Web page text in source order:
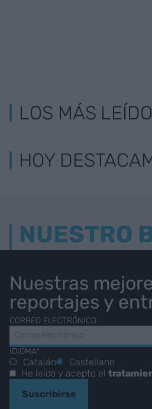
LOS MÁS
HOY
NUESTRO
Nuestras
reportajes y
CORREO ELECTRÓNICO
IDIOMA*
Catalán
Castellano
He leído y acepto el
Suscribirse